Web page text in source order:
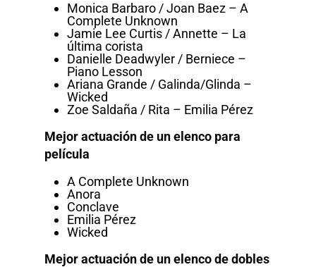
Monica Barbaro / Joan Baez – A
Complete Unknown
Jamie Lee Curtis / Annette – La
última corista
Danielle Deadwyler / Berniece –
Piano Lesson
Ariana Grande / Galinda/Glinda –
Wicked
Zoe Saldaña / Rita – Emilia Pérez
Mejor actuación de un elenco para
película
A Complete Unknown
Anora
Conclave
Emilia Pérez
Wicked
Mejor actuación de un elenco de dobles